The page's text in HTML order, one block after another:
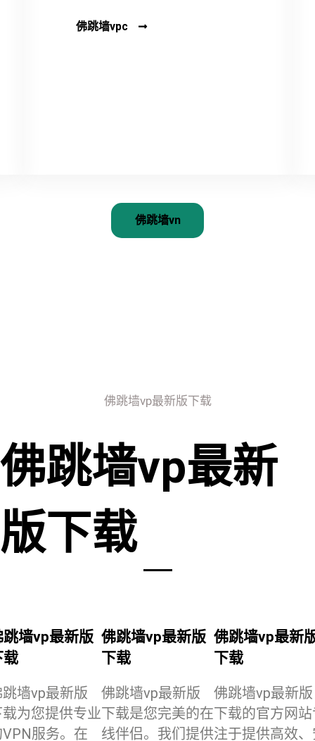
佛跳墙vpc
佛跳墙vn
佛跳墙vp最新版下载
佛跳墙vp最新
版下载
跳墙vp最新版
载
墙vp最新版
为您提供专业
服务。在
佛跳墙vp最新版
下载
佛跳墙vp最新版
下载是您完美的在
线伴侣。我们提供
佛跳墙vp最新
下载
佛跳墙vp最新版
下载的官方网
注于提供高效